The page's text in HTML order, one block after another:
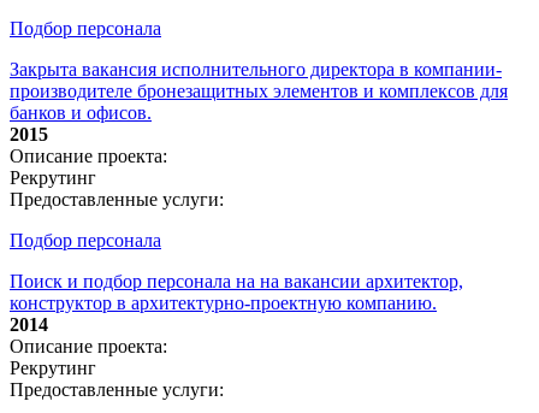
Подбор персонала
Закрыта вакансия исполнительного директора в компании-
производителе бронезащитных элементов и комплексов для
банков и офисов.
2015
Описание проекта:
Рекрутинг
Предоставленные услуги:
Подбор персонала
Поиск и подбор персонала на на вакансии архитектор,
конструктор в архитектурно-проектную компанию.
2014
Описание проекта:
Рекрутинг
Предоставленные услуги: